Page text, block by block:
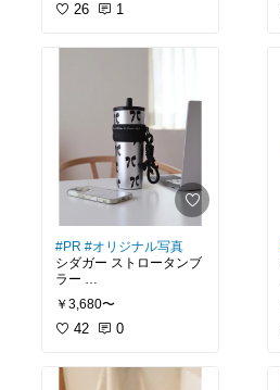
26 1
#PR #オリジナル写真
シダガー ストロータンブ
ラー
かわいすぎるストロータ
ンブラー♡
コーヒーや炭酸もOK！
￥3,680〜
42 0